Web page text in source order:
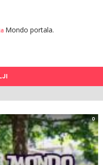
Mondo portala.
0